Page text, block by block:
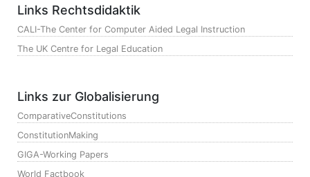
Links Rechtsdidaktik
CALI-The Center for Computer Aided Legal Instruction
The UK Centre for Legal Education
Links zur Globalisierung
ComparativeConstitutions
ConstitutionMaking
GIGA-Working Papers
World Factbook